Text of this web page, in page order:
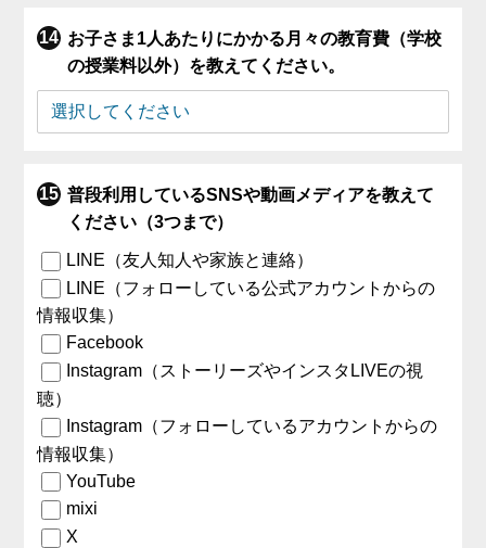
お子さま1人あたりにかかる月々の教育費（学校
の授業料以外）を教えてください。
普段利用しているSNSや動画メディアを教えて
ください（3つまで）
LINE（友人知人や家族と連絡）
LINE（フォローしている公式アカウントからの
情報収集）
Facebook
Instagram（ストーリーズやインスタLIVEの視
聴）
Instagram（フォローしているアカウントからの
情報収集）
YouTube
mixi
X